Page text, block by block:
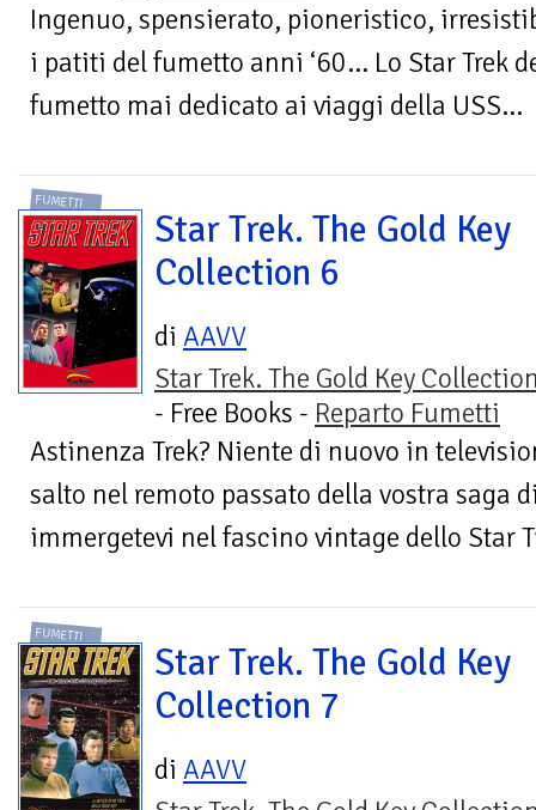
Ingenuo, spensierato, pioneristico,
i patiti del fumetto anni ‘60… Lo Star Trek
fumetto mai dedicato ai viaggi della USS...
FUMETTI
Star Trek. The Gold Key
Collection 6
di AAVV
Star Trek. The Gold Key
- Free Books - Reparto Fumetti
Astinenza Trek? Niente di nuovo in
salto nel remoto passato della vostra saga
immergetevi nel fascino vintage dello Star
FUMETTI
Star Trek. The Gold Key
Collection 7
di AAVV